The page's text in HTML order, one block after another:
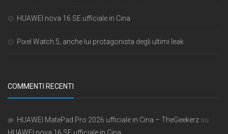
HUAWEI nova 16 SE ufficiale in Cina
Pixel Watch 5, anche lui protagonista degli ultimi leak
COMMENTI RECENTI
HUAWEI MatePad Pro 2026 ufficiale in Cina – TheGeekerz su